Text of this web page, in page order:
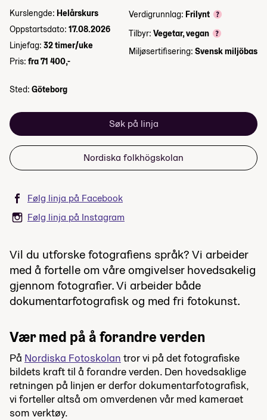
Kurslengde: Helårskurs
Oppstartsdato: 17.08.2026
Linjefag: 32 timer/uke
Pris: fra 71 400,-
Verdigrunnlag: Frilynt
Tilbyr: Vegetar, vegan
Miljøsertifisering: Svensk miljöbas
Sted: Göteborg
Søk på linja
Nordiska folkhögskolan
Følg linja på Facebook
Følg linja på Instagram
Vil du utforske fotografiens språk? Vi arbeider
med å fortelle om våre omgivelser hovedsakelig
gjennom fotografier. Vi arbeider både
dokumentarfotografisk og med fri fotokunst.
Vær med på å forandre verden
På Nordiska Fotoskolan tror vi på det fotografiske
bildets kraft til å forandre verden. Den hovedsaklige
retningen på linjen er derfor dokumentarfotografisk,
vi forteller altså om omverdenen vår med kameraet
som verktøy.